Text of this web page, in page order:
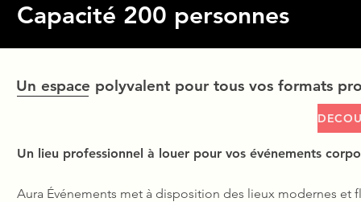
Capacité 200 personnes
Un espace polyvalent pour tous vos formats
Un lieu professionnel à louer pour vos événements
Aura Événements met à disposition des lieux modernes et